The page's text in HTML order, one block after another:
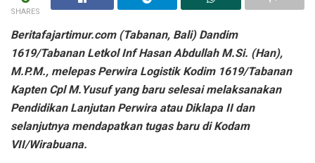
SHARES
Beritafajartimur.com (Tabanan, Bali) Dandim
1619/Tabanan Letkol Inf Hasan Abdullah M.Si. (Han),
M.P.M., melepas Perwira Logistik Kodim 1619/Tabanan
Kapten Cpl M.Yusuf yang baru selesai melaksanakan
Pendidikan Lanjutan Perwira atau Diklapa II dan
selanjutnya mendapatkan tugas baru di Kodam
VII/Wirabuana.